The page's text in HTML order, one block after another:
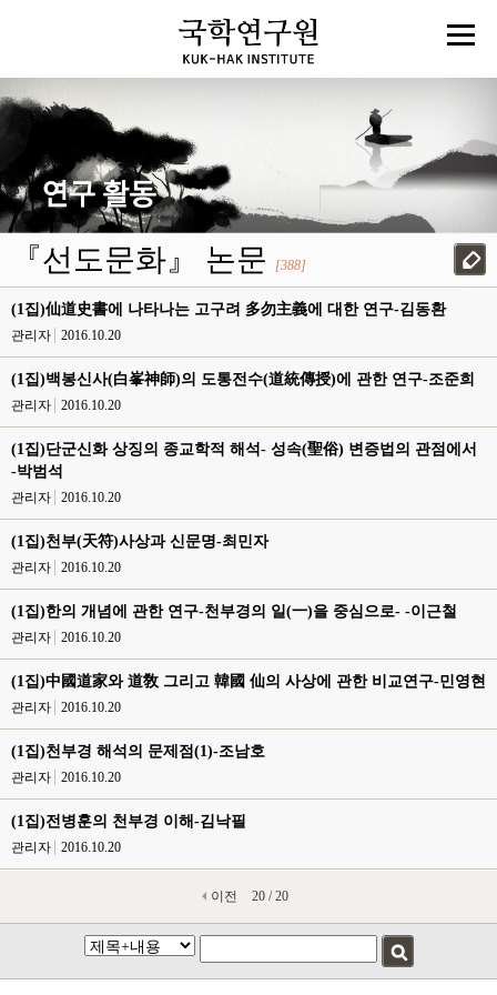
『선도문화』 논문 [388]
(1집)仙道史書에 나타나는 고구려 多勿主義에 대한 연구-김동환
관리자 2016.10.20
(1집)백봉신사(白峯神師)의 도통전수(道統傳授)에 관한 연구-조준희
관리자 2016.10.20
(1집)단군신화 상징의 종교학적 해석- 성속(聖俗) 변증법의 관점에서
-박범석
관리자 2016.10.20
(1집)천부(天符)사상과 신문명-최민자
관리자 2016.10.20
(1집)한의 개념에 관한 연구-천부경의 일(一)을 중심으로- -이근철
관리자 2016.10.20
(1집)中國道家와 道敎 그리고 韓國 仙의 사상에 관한 비교연구-민영현
관리자 2016.10.20
(1집)천부경 해석의 문제점(1)-조남호
관리자 2016.10.20
(1집)전병훈의 천부경 이해-김낙필
관리자 2016.10.20
이전 20 / 20